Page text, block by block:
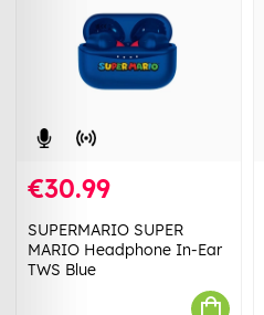
€30.99
SUPERMARIO SUPER
MARIO Headphone In-Ear
TWS Blue